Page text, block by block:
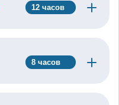
12 часов
8 часов